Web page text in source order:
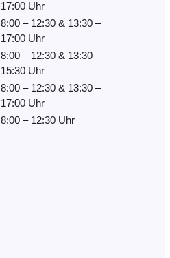
17:00 Uhr
8:00 – 12:30 & 13:30 –
17:00 Uhr
8:00 – 12:30 & 13:30 –
15:30 Uhr
8:00 – 12:30 & 13:30 –
17:00 Uhr
8:00 – 12:30 Uhr